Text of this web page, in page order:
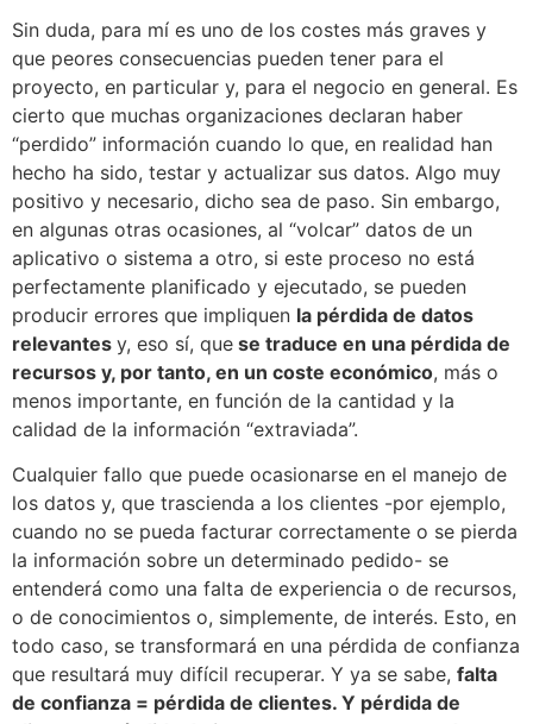
Sin duda, para mí es uno de los costes más graves y
que peores consecuencias pueden tener para el
proyecto, en particular y, para el negocio en general. Es
cierto que muchas organizaciones declaran haber
“perdido” información cuando lo que, en realidad han
hecho ha sido, testar y actualizar sus datos. Algo muy
positivo y necesario, dicho sea de paso. Sin embargo,
en algunas otras ocasiones, al “volcar” datos de un
aplicativo o sistema a otro, si este proceso no está
perfectamente planificado y ejecutado, se pueden
producir errores que impliquen la pérdida de datos
relevantes y, eso sí, que se traduce en una pérdida de
recursos y, por tanto, en un coste económico, más o
menos importante, en función de la cantidad y la
calidad de la información “extraviada”.
Cualquier fallo que puede ocasionarse en el manejo de
los datos y, que trascienda a los clientes -por ejemplo,
cuando no se pueda facturar correctamente o se pierda
la información sobre un determinado pedido- se
entenderá como una falta de experiencia o de recursos,
o de conocimientos o, simplemente, de interés. Esto, en
todo caso, se transformará en una pérdida de confianza
que resultará muy difícil recuperar. Y ya se sabe, falta
de confianza = pérdida de clientes. Y pérdida de